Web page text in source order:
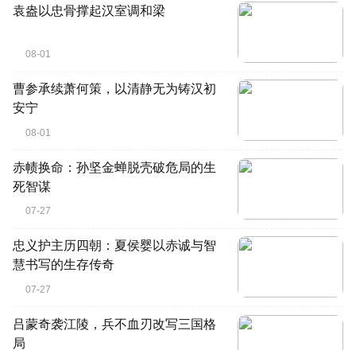
袁盎以忠骨撑起汉室调和梁
08-01
曹参承续萧何策，以清静无为铸汉初
安宁
08-01
赤帻换命：孙坚金蝉脱壳破危局的生
死智谋
07-27
忠义护主历四朝：夏侯婴以赤诚与智
慧书写的生存传奇
07-27
吕蒙奇袭江陵，兵不血刃改写三国格
局